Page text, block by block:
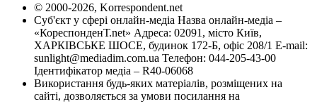
© 2000-2026, Korrespondent.net
Суб'єкт у сфері онлайн-медіа Назва онлайн-медіа –
«КореспонденТ.net» Адреса: 02091, місто Київ,
ХАРКІВСЬКЕ ШОСЕ, будинок 172-Б, офіс 208/1 E-mail:
sunlight@mediadim.com.ua Телефон: 044-205-43-00
Ідентифікатор медіа – R40-06068
Використання будь-яких матеріалів, розміщених на
сайті, дозволяється за умови посилання на